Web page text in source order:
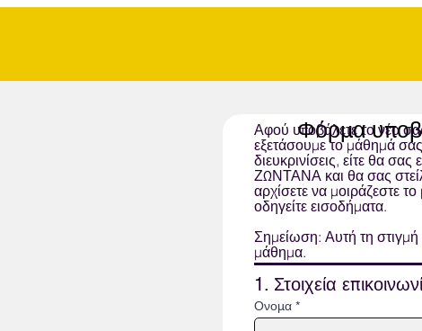
Φόρμα
Αφού υποβάλετε το νέο
εξετάσουμε το μάθημά σας
διευκρινίσεις, είτε θα
ΖΩΝΤΑΝΑ και θα σας
αρχίσετε να μοιράζεστε
οδηγείτε εισοδήματα.
Σημείωση: Αυτή τη
μάθημα.
1. Στοιχεία
Ονομα